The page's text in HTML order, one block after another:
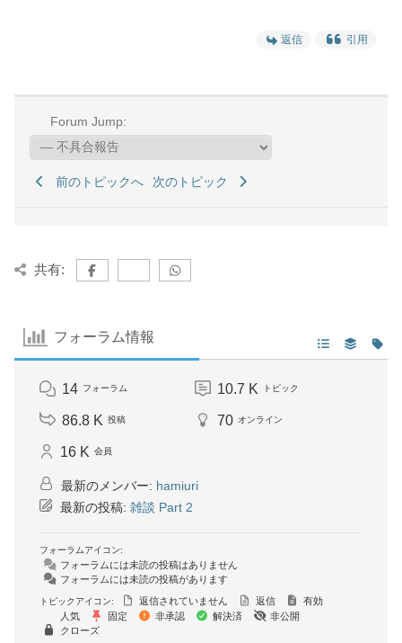
返信 引用
Forum Jump:
前のトピックへ 次のトピック
共有:
フォーラム情報
14 フォーラム 10.7 K トピック
86.8 K 投稿 70 オンライン
16 K 会員
最新のメンバー: hamiuri
最新の投稿: 雑談 Part 2
フォーラムアイコン:
フォーラムには未読の投稿はありません
フォーラムには未読の投稿があります
トピックアイコン: 返信されていません 返信
有効
人気
固定 非承認 解決済
非公開
クローズ